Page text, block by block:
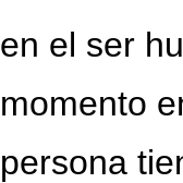
en el ser
momento
persona